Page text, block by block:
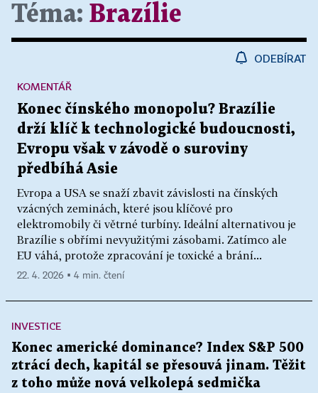
Téma: Brazílie
ODEBÍRAT
Konec čínského monopolu? Brazílie
drží klíč k technologické budoucnosti,
Evropu však v závodě o suroviny
předbíhá Asie
Evropa a USA se snaží zbavit závislosti na čínských
vzácných zeminách, které jsou klíčové pro
elektromobily či větrné turbíny. Ideální alternativou je
Brazílie s obřími nevyužitými zásobami. Zatímco ale
EU váhá, protože zpracování je toxické a brání...
KOMENTÁŘ
22. 4. 2026 ▪ 4 min. čtení
INVESTICE
Konec americké dominance? Index S&P 500
ztrácí dech, kapitál se přesouvá jinam. Těžit
z toho může nová velkolepá sedmička